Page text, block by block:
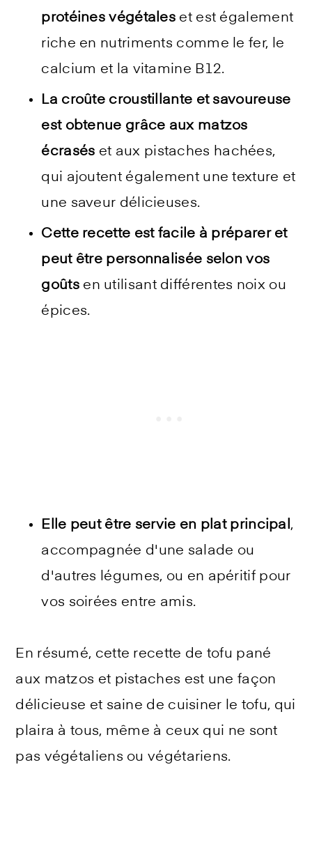
protéines végétales et est également
riche en nutriments comme le fer, le
calcium et la vitamine B12.
La croûte croustillante et savoureuse
est obtenue grâce aux matzos
écrasés et aux pistaches hachées,
qui ajoutent également une texture et
une saveur délicieuses.
Cette recette est facile à préparer et
peut être personnalisée selon vos
goûts en utilisant différentes noix ou
épices.
Elle peut être servie en plat principal,
accompagnée d'une salade ou
d'autres légumes, ou en apéritif pour
vos soirées entre amis.
En résumé, cette recette de tofu pané
aux matzos et pistaches est une façon
délicieuse et saine de cuisiner le tofu, qui
plaira à tous, même à ceux qui ne sont
pas végétaliens ou végétariens.